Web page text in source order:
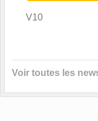
V10
Voir toutes les